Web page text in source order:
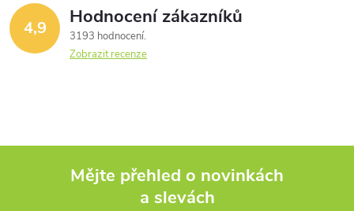
4,9 Hodnocení zákazníků
3193 hodnocení
Zobrazit recenze
Mějte přehled o novinkách
a slevách